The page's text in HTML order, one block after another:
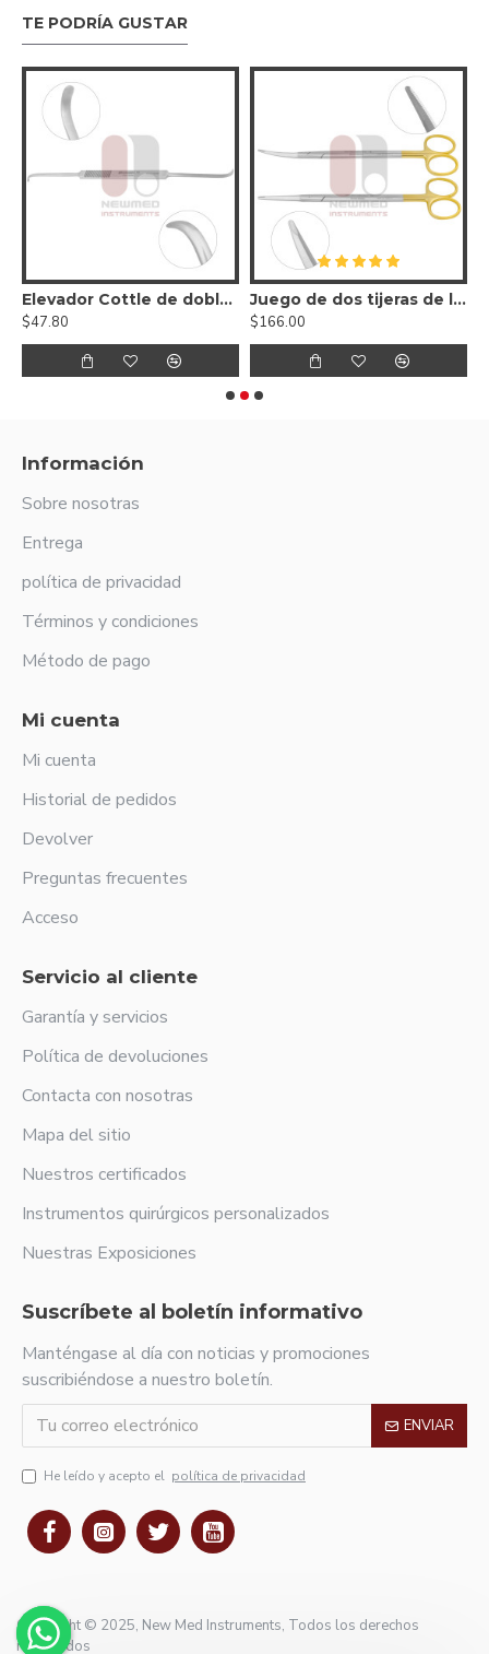
TE PODRÍA GUSTAR
Elevador Cottle de doble extremo
$47.80
Juego de dos tijeras de lifting facial Gorney - SuperCut dentadas
$166.00
Información
Sobre nosotras
Entrega
política de privacidad
Términos y condiciones
Método de pago
Mi cuenta
Mi cuenta
Historial de pedidos
Devolver
Preguntas frecuentes
Acceso
Servicio al cliente
Garantía y servicios
Política de devoluciones
Contacta con nosotras
Mapa del sitio
Nuestros certificados
Instrumentos quirúrgicos personalizados
Nuestras Exposiciones
Suscríbete al boletín informativo
Manténgase al día con noticias y promociones
suscribiéndose a nuestro boletín.
ENVIAR
He leído y acepto el política de privacidad
Copyright © 2025, New Med Instruments, Todos los derechos
reservados